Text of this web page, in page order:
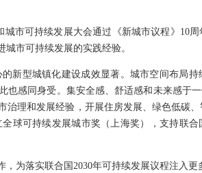
市可持续发展大会通过《新城市议程》10
市可持续发展的实践经验。
新型城镇化建设成效显著。城市空间布局
感同身受。集安全感、舒适感和未来感于
理和发展经验，开展住房发展、绿色低碳
球可持续发展城市奖（上海奖），支持联
为落实联合国2030年可持续发展议程注入更